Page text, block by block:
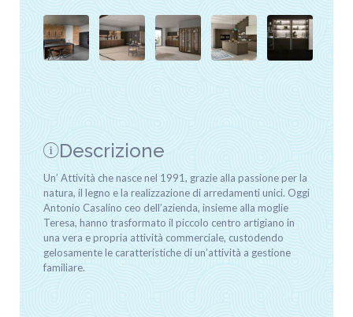
Descrizione
Un’ Attività che nasce nel 1991, grazie alla passione per la
natura, il legno e la realizzazione di arredamenti unici. Oggi
Antonio Casalino ceo dell’azienda, insieme alla moglie
Teresa, hanno trasformato il piccolo centro artigiano in
una vera e propria attività commerciale, custodendo
gelosamente le caratteristiche di un’attività a gestione
familiare.